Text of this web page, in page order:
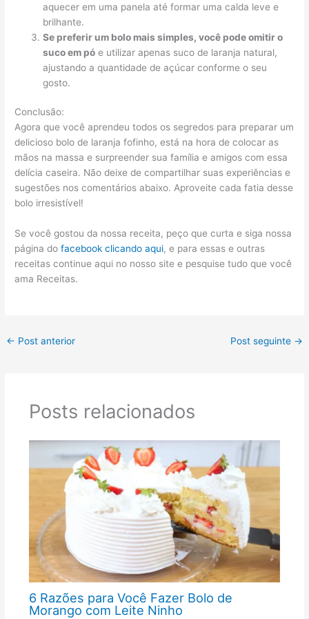
aquecer em uma panela até formar uma calda leve e
brilhante.
Se preferir um bolo mais simples, você pode omitir o
suco em pó e utilizar apenas suco de laranja natural,
ajustando a quantidade de açúcar conforme o seu
gosto.
Conclusão:
Agora que você aprendeu todos os segredos para preparar um
delicioso bolo de laranja fofinho, está na hora de colocar as
mãos na massa e surpreender sua família e amigos com essa
delícia caseira. Não deixe de compartilhar suas experiências e
sugestões nos comentários abaixo. Aproveite cada fatia desse
bolo irresistível!
Se você gostou da nossa receita, peço que curta e siga nossa
página dofacebook clicando aqui, e para essas e outras
receitas continue aqui no nosso site e pesquise tudo que você
ama Receitas.
← Post anterior Post seguinte →
Posts relacionados
6 Razões para Você Fazer Bolo de
Morango com Leite Ninho